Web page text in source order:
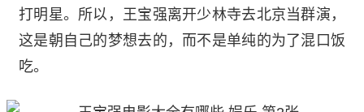
打明星。所以，王宝强离开少林寺去北京当群演，
这是朝自己的梦想去的，而不是单纯的为了混口饭
吃。